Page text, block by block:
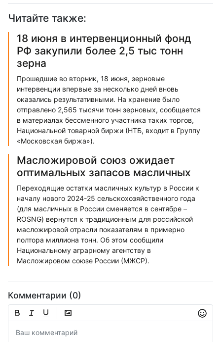
Читайте также:
18 июня в интервенционный фонд
РФ закупили более 2,5 тыс тонн
зерна
Прошедшие во вторник, 18 июня, зерновые
интервенции впервые за несколько дней вновь
оказались результативными. На хранение было
отправлено 2,565 тысячи тонн зерновых, сообщается
в материалах бессменного участника таких торгов,
Национальной товарной биржи (НТБ, входит в Группу
«Московская биржа»).
Масложировой союз ожидает
оптимальных запасов масличных
Переходящие остатки масличных культур в России к
началу нового 2024-25 сельскохозяйственного года
(для масличных в России сменяется в сентябре –
ROSNG) вернутся к традиционным для российской
масложировой отрасли показателям в примерно
полтора миллиона тонн. Об этом сообщили
Национальному аграрному агентству в
Масложировом союзе России (МЖСР).
Комментарии (0)